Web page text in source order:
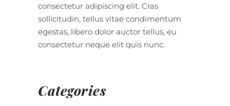
consectetur adipiscing elit. Cras
sollicitudin, tellus vitae condimentum
egestas, libero dolor auctor tellus, eu
consectetur neque elit quis nunc.
Categories